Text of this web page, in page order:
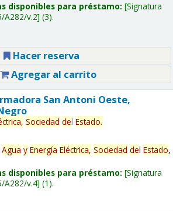
disponibles para préstamo: Signatura
A282/v.2 (3).
Hacer reserva
Agregar al carrito
San Antoni Oeste,
Sociedad del Estado.
Agua y Energía Eléctrica, Sociedad del Estado,
disponibles para préstamo: Signatura
A282/v.4 (1).